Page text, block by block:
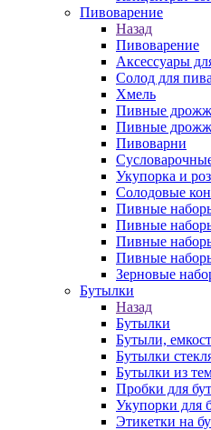
Пивоварение
Назад
Пивоварение
Аксессуары
Солод для пива
Хмель
Пивные
Пивные
Пивоварни
Укупорка и
Солодовые
Пивные
Пивные
Пивные
Пивные
Зерновые
Бутылки
Назад
Бутылки
Бутыли,
Бутылки
Бутылки из
Пробки для
Укупорки для
Этикетки на